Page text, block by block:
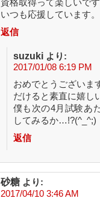
資格取得って楽しいで
いつも応援しています。
返信
suzuki より:
2017/01/08 6:19 PM
おめでとうございま
だけると素直に嬉し
僕も次の4月試験あ
してみるか…!?(^_^;)
返信
砂糖 より:
2017/04/10 3:46 AM